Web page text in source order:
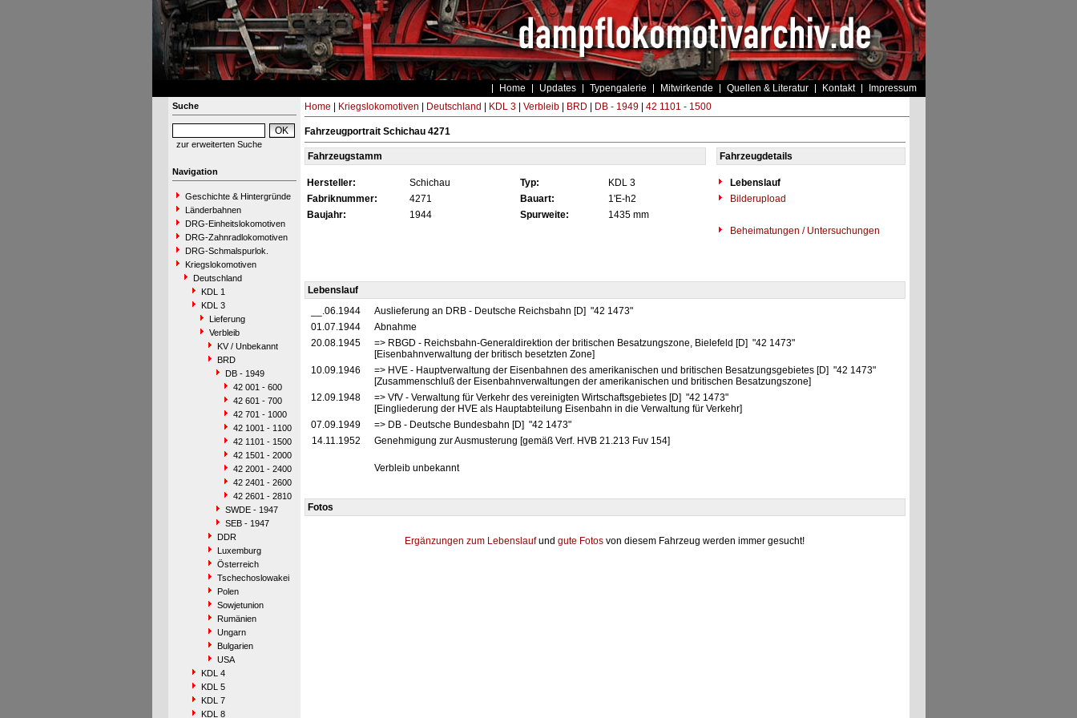
Home Updates Typengalerie Mitwirkende Quellen & Literatur Kontakt Impressum
Suche
zur erweiterten Suche
Navigation
Geschichte & Hintergründe
Länderbahnen
DRG-Einheitslokomotiven
DRG-Zahnradlokomotiven
DRG-Schmalspurlok.
Kriegslokomotiven
Deutschland
KDL 1
KDL 3
Lieferung
Verbleib
KV / Unbekannt
BRD
DB - 1949
42 001 - 600
42 601 - 700
42 701 - 1000
42 1001 - 1100
42 1101 - 1500
42 1501 - 2000
42 2001 - 2400
42 2401 - 2600
42 2601 - 2810
SWDE - 1947
SEB - 1947
DDR
Luxemburg
Österreich
Tschechoslowakei
Polen
Sowjetunion
Rumänien
Ungarn
Bulgarien
USA
KDL 4
KDL 5
KDL 7
KDL 8
Home Kriegslokomotiven Deutschland KDL 3| Verbleib| BRD DB - 1949| 42 1101 - 1500
Fahrzeugportrait Schichau 4271
Fahrzeugstamm Fahrzeugdetails
Hersteller: Schichau Typ: KDL 3
Lebenslauf
Fabriknummer:
4271 Bauart: 1'E-h2
Bilderupload
Baujahr:
1944 Spurweite:
1435 mm
Beheimatungen / Untersuchungen
Lebenslauf
__.06.1944
Auslieferung an DRB - Deutsche Reichsbahn [D] "42 1473"
01.07.1944
Abnahme
20.08.1945
=> RBGD - Reichsbahn-Generaldirektion der britischen Besatzungszone, Bielefeld [D] "42 1473"
[Eisenbahnverwaltung der britisch besetzten Zone]
10.09.1946
=> HVE - Hauptverwaltung der Eisenbahnen des amerikanischen und britischen Besatzungsgebietes [D] "42 1473"
[Zusammenschluß der Eisenbahnverwaltungen der amerikanischen und britischen Besatzungszone]
12.09.1948
=> VfV - Verwaltung für Verkehr des vereinigten Wirtschaftsgebietes [D] "42 1473"
[Eingliederung der HVE als Hauptabteilung Eisenbahn in die Verwaltung für Verkehr]
07.09.1949
=> DB - Deutsche Bundesbahn [D] "42 1473"
14.11.1952
Genehmigung zur Ausmusterung [gemäß Verf. HVB 21.213 Fuv 154]
Verbleib unbekannt
Fotos
Ergänzungen zum Lebenslaufund gute Fotos von diesem Fahrzeug werden immer gesucht!